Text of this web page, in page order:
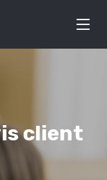
client